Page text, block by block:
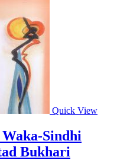
Quick View
Sindhi
Bukhari